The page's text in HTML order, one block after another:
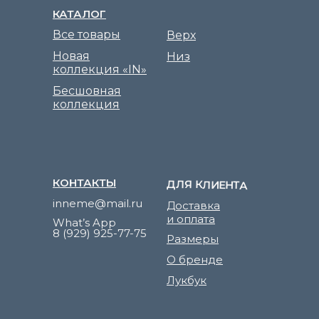
КАТАЛОГ
Все товары
Доставка
и оплата
ДЛЯ КЛИЕНТА
Лукбук
Размеры
О бренде
КОНТАКТЫ
inneme@mail.ru
What’s App
8 (929) 925-77-75
Бесшовная
коллекция
Верх
Низ
Новая
коллекция «IN»